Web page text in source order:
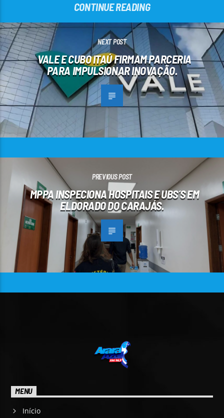
CONTINUE READING
NEXT POST
VALE E CUBO ITAÚ FIRMAM PARCERIA
PARA IMPULSIONAR INOVAÇÃO.
PREVIOUS POST
MPPA INSPECIONA HOSPITAIS E UBS´S EM
ELDORADO DO CARAJÁS.
MENU
Início